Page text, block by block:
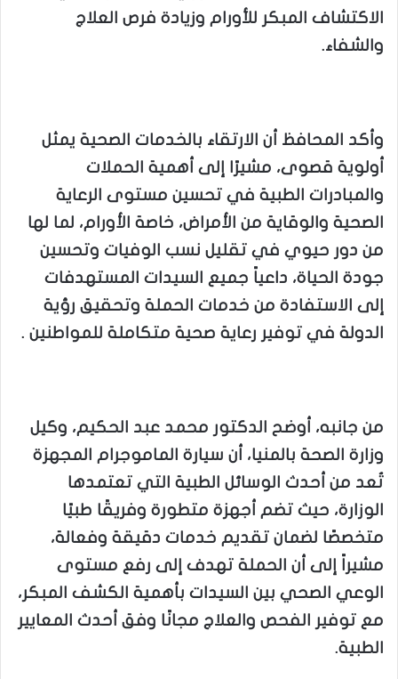
الاكتشاف المبكر للأورام وزيادة فرص العلاج
والشفاء.
وأكد المحافظ أن الارتقاء بالخدمات الصحية يمثل
أولوية قصوى، مشيرًا إلى أهمية الحملات
والمبادرات الطبية في تحسين مستوى الرعاية
الصحية والوقاية من الأمراض، خاصة الأورام، لما لها
من دور حيوي في تقليل نسب الوفيات وتحسين
جودة الحياة، داعياً جميع السيدات المستهدفات
إلى الاستفادة من خدمات الحملة وتحقيق رؤية
الدولة في توفير رعاية صحية متكاملة للمواطنين .
من جانبه، أوضح الدكتور محمد عبد الحكيم، وكيل
وزارة الصحة بالمنيا، أن سيارة الماموجرام المجهزة
تُعد من أحدث الوسائل الطبية التي تعتمدها
الوزارة، حيث تضم أجهزة متطورة وفريقًا طبيًا
متخصصًا لضمان تقديم خدمات دقيقة وفعالة،
مشيراً إلى أن الحملة تهدف إلى رفع مستوى
الوعي الصحي بين السيدات بأهمية الكشف المبكر،
مع توفير الفحص والعلاج مجانًا وفق أحدث المعايير
الطبية.